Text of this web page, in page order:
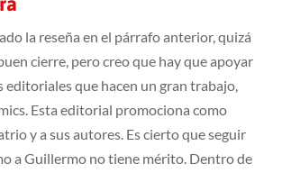
la reseña en el párrafo anterior, quizá
cierre, pero creo que hay que apoyar
editoriales que hacen un gran trabajo,
Esta editorial promociona como
y a sus autores. Es cierto que seguir
a Guillermo no tiene mérito. Dentro de